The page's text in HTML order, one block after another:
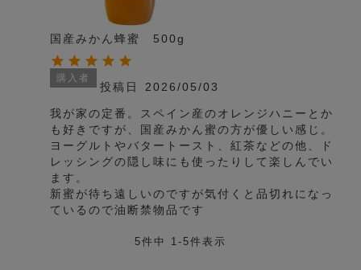
国産みかん蜂蜜 500g
購入者
投稿日 2026/05/03
我が家の定番。スペイン産のオレンジハニーとか
も好きですが、国産みかん蜜の方が優しい感じ。
ヨーグルトやバタートースト、紅茶などの他、ド
レッシングの隠し味にも使ったりして楽しんでい
ます。
新蜜が待ち遠しいのですが気付くと品切れになっ
5件中 1-5件表示